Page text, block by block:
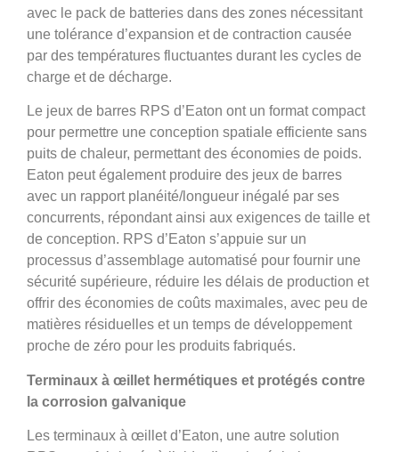
avec le pack de batteries dans des zones nécessitant
une tolérance d’expansion et de contraction causée
par des températures fluctuantes durant les cycles de
charge et de décharge.
Le jeux de barres RPS d’Eaton ont un format compact
pour permettre une conception spatiale efficiente sans
puits de chaleur, permettant des économies de poids.
Eaton peut également produire des jeux de barres
avec un rapport planéité/longueur inégalé par ses
concurrents, répondant ainsi aux exigences de taille et
de conception. RPS d’Eaton s’appuie sur un
processus d’assemblage automatisé pour fournir une
sécurité supérieure, réduire les délais de production et
offrir des économies de coûts maximales, avec peu de
matières résiduelles et un temps de développement
proche de zéro pour les produits fabriqués.
Terminaux à œillet hermétiques et protégés contre
la corrosion galvanique
Les terminaux à œillet d’Eaton, une autre solution